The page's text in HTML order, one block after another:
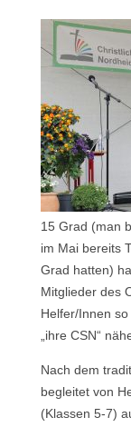
15 Grad (man
im Mai bereits
Grad hatten)
Mitglieder des
Helfer/Innen
„ihre CSN“
Nach dem
begleitet von
(Klassen 5-7)